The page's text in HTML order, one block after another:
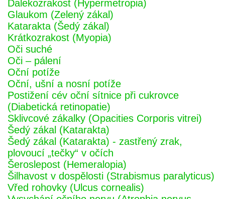
Dalekozrakost (Hypermetropia)
Glaukom (Zelený zákal)
Katarakta (Šedý zákal)
Krátkozrakost (Myopia)
Oči suché
Oči – pálení
Oční potíže
Oční, ušní a nosní potíže
Postižení cév oční sítnice při cukrovce
(Diabetická retinopatie)
Sklivcové zákalky (Opacities Corporis vitrei)
Šedý zákal (Katarakta)
Šedý zákal (Katarakta) - zastřený zrak,
plovoucí „tečky“ v očích
Šeroslepost (Hemeralopia)
Šilhavost v dospělosti (Strabismus paralyticus)
Vřed rohovky (Ulcus cornealis)